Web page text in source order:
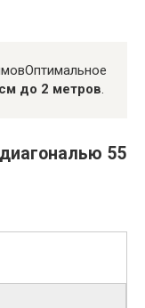
до 2 метров.
55